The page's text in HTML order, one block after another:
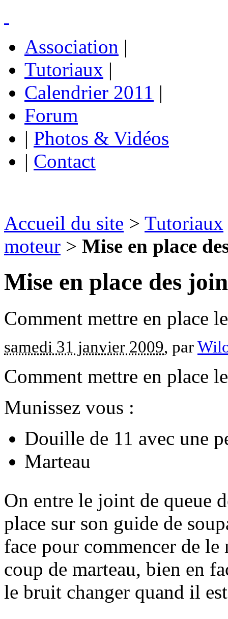
Association |
Tutoriaux |
Calendrier 2011 |
Forum
| Photos & Vidéos
| Contact
Accueil du site > Tutoriaux
moteur > Mise en place
Mise en place des
Comment mettre en place
samedi 31 janvier 2009, par
Comment mettre en place
Munissez vous :
Douille de 11 avec une
Marteau
On entre le joint de queue
place sur son guide de
face pour commencer de
coup de marteau, bien en
le bruit changer quand il